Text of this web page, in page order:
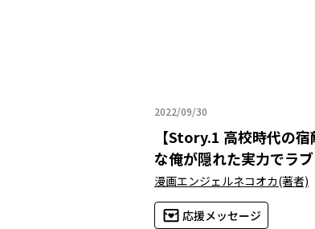
2022/09/30
2022年09月30日
【Story.1 高校時代の宿
な俺が隠れた実力でラ
漫画エンジェルネコオカ(著者)
応援メッセージ